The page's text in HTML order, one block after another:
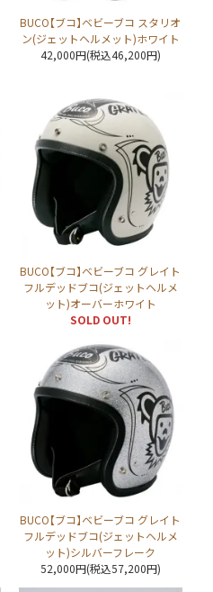
BUCO【ブコ】ベビーブコ スタリオ
ン(ジェットヘルメット)ホワイト
42,000円(税込46,200円)
BUCO【ブコ】ベビーブコ グレイト
フルデッドブコ(ジェットヘルメ
ット)オーバーホワイト
SOLD OUT!
BUCO【ブコ】ベビーブコ グレイト
フルデッドブコ(ジェットヘルメ
ット)シルバーフレーク
52,000円(税込57,200円)